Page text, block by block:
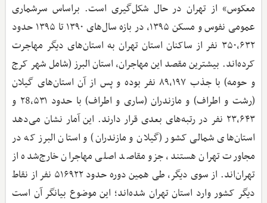
معکوس» از تهران در حال شکل‌گیری است. براساس سرشماری
عمومی نفوس و مسکن ۱۳۹۵، در بازه سال‌های ۱۳۹۰ تا ۱۳۹۵ حدود
۳۵۰,۶۳۲ نفر از ساکنان استان تهران به استان‌های دیگر مهاجرت
کرده‌اند. بیشترین مقصد این مهاجران، استان البرز (شامل شهر کرج
و حومه) با جذب ۸۹,۱۹۷ نفر بوده و پس از آن استان‌های گیلان
(رشت و اطراف) و مازندران (ساری و اطراف) با حدود ۲8,۵۳۱ و
۲۳,۶۴۳ نفر در رتبه‌های بعدی قرار دارند. این آمار نشان می‌دهد
استان‌های شمالی کشور (گیلان و مازندران) و استان البرز که در
مجاورت تهران هستند، جزو مقاصد اصلی مهاجران خارج‌شده از
تهران‌اند. از سوی دیگر، طی همین دوره حدود ۵۱۶۹۲۲ نفر از نقاط
دیگر کشور وارد استان تهران شده‌اند؛ این موضوع بیانگر آن است